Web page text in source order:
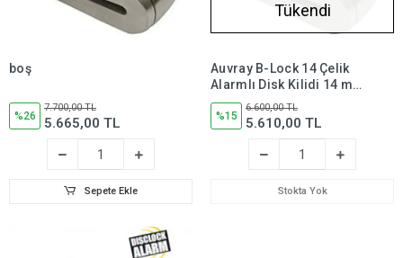
boş
%26
7.700,00 TL
5.665,00 TL
Sepete Ekle
Tükendi
Auvray B-Lock 14 Çelik
Alarmlı Disk Kilidi 14 mm
120 db SRA Sertifikalı
%15
6.600,00 TL
5.610,00 TL
Stokta Yok